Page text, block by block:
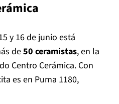
y 16 de junio está
de50 ceramistas, en la
Centro Cerámica. Con
es en Puma 1180,